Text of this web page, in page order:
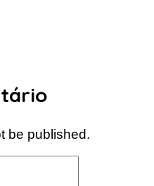
be published.